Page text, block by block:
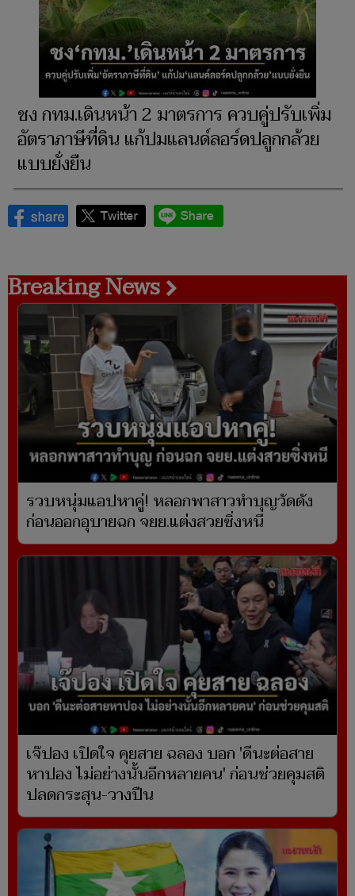
ชง กทม.เดินหน้า 2 มาตรการ ควบคู่ปรับเพิ่ม
อัตราภาษีที่ดิน แก้ปมแลนด์ลอร์ดปลูกกล้วย
แบบยั่งยืน
Breaking News
รวบหนุ่มแอปหาคู่! หลอกพาสาวทำบุญวัดดัง
ก่อนออกอุบายฉก จยย.แต่งสวยซิ่งหนี
เจ๊ปอง เปิดใจ คุยสาย ฉลอง บอก 'ดีนะต่อสาย
หาปอง ไม่อย่างนั้นอีกหลายคน' ก่อนช่วยคุมสติ
ปลดกระสุน-วางปืน